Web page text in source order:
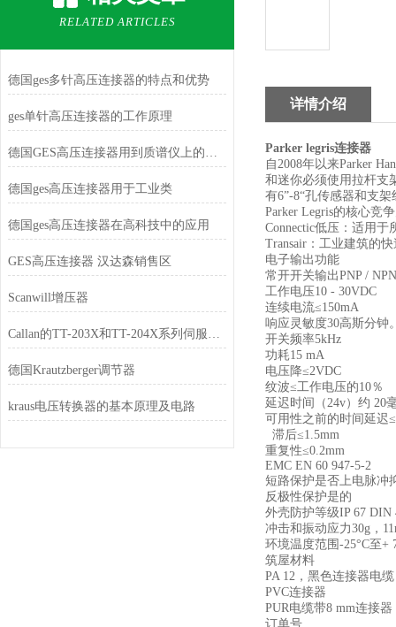
RELATED ARTICLES
德国ges多针高压连接器的特点和优势
ges单针高压连接器的工作原理
德国GES高压连接器用到质谱仪上的特点
德国ges高压连接器用于工业类
德国ges高压连接器在高科技中的应用
GES高压连接器 汉达森销售区
Scanwill增压器
Callan的TT-203X和TT-204X系列伺服电机采用面装式
德国Krautzberger调节器
kraus电压转换器的基本原理及电路
详情介绍
Parker legris连接器
自2008年以来Parker
和迷你必须使用拉杆支
有6”-8“孔传感器和支架
Parker Legris的核心竞
Connectic低压：适用于
Transair ：工业建筑的
电子输出功能
常开开关输出PNP / NPN
工作电压10 - 30VDC
连续电流≤150mA
响应灵敏度30高斯分钟
开关频率5kHz
功耗15 mA
电压降≤2VDC
纹波≤工作电压的10％
延迟时间（24v）约 20
可用性之前的时间延迟
滞后≤1.5mm
重复性≤0.2mm
EMC EN 60 947-5-2
短路保护是否上电脉冲
反极性保护是的
外壳防护等级IP 67 DIN
冲击和振动应力30g ，
环境温度范围 -25°C至+
筑屋材料
PA 12 ，黑色连接器电缆
PVC连接器
PUR电缆带8 mm连接器
订单号